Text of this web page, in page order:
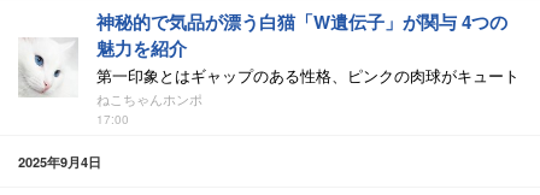
神秘的で気品が漂う白猫「W遺伝子」が関与 4つの
魅力を紹介
第一印象とはギャップのある性格、ピンクの肉球がキュート
ねこちゃんホンポ
17:00
2025年9月4日